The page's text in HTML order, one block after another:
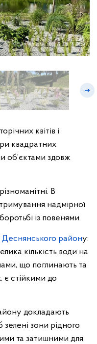
квітів і
квадратних
об’єктами здовж
В
надмірної
із повенями.
району:
кількість води на
що поглинають та
є стійкими до
докладають
зони рідного
та затишними для